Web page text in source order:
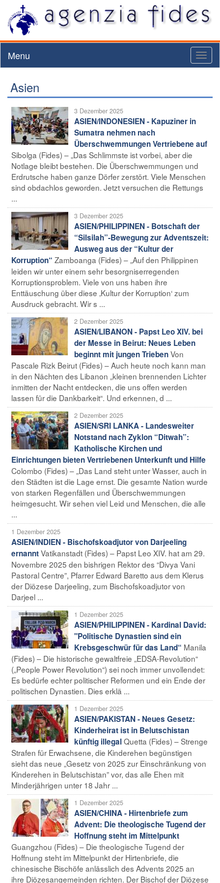
Menu
Asien
3 Dezember 2025
ASIEN/INDONESIEN - Kapuziner in
Sumatra nehmen nach
Überschwemmungen Vertriebene auf
Sibolga (Fides) – „Das Schlimmste ist vorbei, aber die
Notlage bleibt bestehen. Die Überschwemmungen und
Erdrutsche haben ganze Dörfer zerstört. Viele Menschen
sind obdachlos geworden. Jetzt versuchen die Rettungs
...
3 Dezember 2025
ASIEN/PHILIPPINEN - Botschaft der
“Silsilah”-Bewegung zur Adventszeit:
Ausweg aus der “Kultur der
Korruption“ Zamboanga (Fides) – „Auf den Philippinen
leiden wir unter einem sehr besorgniserregenden
Korruptionsproblem. Viele von uns haben ihre
Enttäuschung über diese ‚Kultur der Korruption‘ zum
Ausdruck gebracht. Wir s ...
2 Dezember 2025
ASIEN/LIBANON - Papst Leo XIV. bei
der Messe in Beirut: Neues Leben
beginnt mit jungen TriebenVon
Pascale Rizk Beirut (Fides) – Auch heute noch kann man
in den Nächten des Libanon „kleinen brennenden Lichter
inmitten der Nacht entdecken, die uns offen werden
lassen für die Dankbarkeit“. Und erkennen, d ...
2 Dezember 2025
ASIEN/SRI LANKA - Landesweiter
Notstand nach Zyklon “Ditwah”:
Katholische Kirchen und
Einrichtungen bieten Vertriebenen Unterkunft und Hilfe
Colombo (Fides) – „Das Land steht unter Wasser, auch in
den Städten ist die Lage ernst. Die gesamte Nation wurde
von starken Regenfällen und Überschwemmungen
heimgesucht. Wir sehen viel Leid und Menschen, die alle
...
1 Dezember 2025
ASIEN/INDIEN - Bischofskoadjutor von Darjeeling
ernanntVatikanstadt (Fides) – Papst Leo XIV. hat am 29.
Novembre 2025 den bishrigen Rektor des “Divya Vani
Pastoral Centre”, Pfarrer Edward Baretto aus dem Klerus
der Diözese Darjeeling, zum Bischofskoadjutor von
Darjeel ...
1 Dezember 2025
ASIEN/PHILIPPINEN - Kardinal David:
"Politische Dynastien sind ein
Krebsgeschwür für das Land“ Manila
(Fides) – Die historische gewaltfreie „EDSA-Revolution“
(„People Power Revolution“) sei noch immer unvollendet:
Es bedürfe echter politischer Reformen und ein Ende der
politischen Dynastien. Dies erklä ...
1 Dezember 2025
ASIEN/PAKISTAN - Neues Gesetz:
Kinderheirat ist in Belutschistan
künftig illegalQuetta (Fides) – Strenge
Strafen für Erwachsene, die Kinderehen begünstigen
sieht das neue „Gesetz von 2025 zur Einschränkung von
Kinderehen in Belutschistan” vor, das alle Ehen mit
Minderjährigen unter 18 Jahr ...
1 Dezember 2025
ASIEN/CHINA - Hirtenbriefe zum
Advent: Die theologische Tugend der
Hoffnung steht im Mittelpunkt
Guangzhou (Fides) – Die theologische Tugend der
Hoffnung steht im Mittelpunkt der Hirtenbriefe, die
chinesische Bischöfe anlässlich des Advents 2025 an
ihre Diözesangemeinden richten. Der Bischof der Diözese